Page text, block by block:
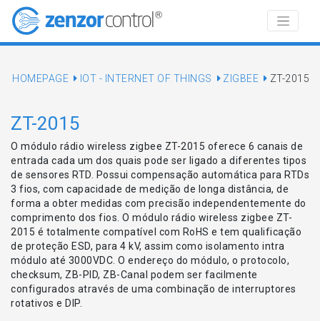
HOMEPAGE IOT - INTERNET OF THINGS ZIGBEE ZT-2015
ZT-2015
O módulo rádio wireless zigbee ZT-2015 oferece 6 canais de
entrada cada um dos quais pode ser ligado a diferentes tipos
de sensores RTD. Possui compensação automática para RTDs
3 fios, com capacidade de medição de longa distância, de
forma a obter medidas com precisão independentemente do
comprimento dos fios. O módulo rádio wireless zigbee ZT-
2015 é totalmente compatível com RoHS e tem qualificação
de proteção ESD, para 4 kV, assim como isolamento intra
módulo até 3000VDC. O endereço do módulo, o protocolo,
checksum, ZB-PID, ZB-Canal podem ser facilmente
configurados através de uma combinação de interruptores
rotativos e DIP.